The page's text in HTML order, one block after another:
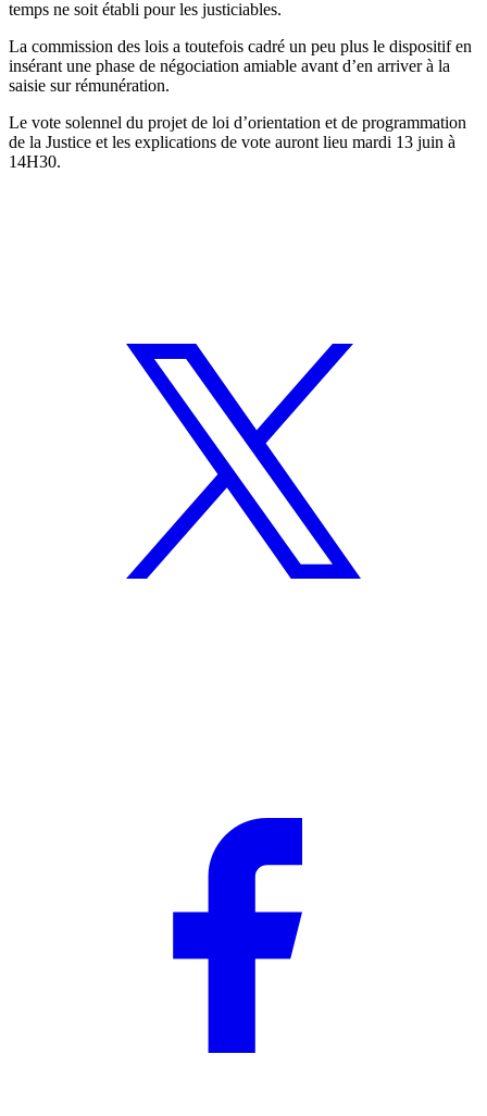
temps ne soit établi pour les justiciables.
La commission des lois a toutefois cadré un peu plus le dispositif en
insérant une phase de négociation amiable avant d’en arriver à la
saisie sur rémunération.
Le vote solennel du projet de loi d’orientation et de programmation
de la Justice et les explications de vote auront lieu mardi 13 juin à
14H30.